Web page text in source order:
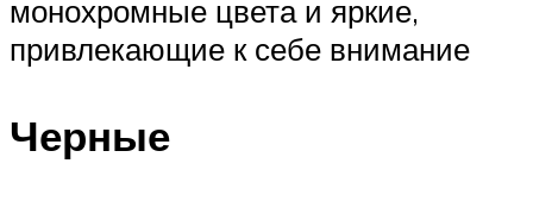
монохромные цвета и яркие,
привлекающие к себе внимание
Черные